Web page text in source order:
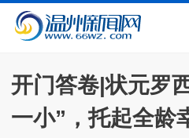
开门答卷|状元罗
一小”，托起全龄